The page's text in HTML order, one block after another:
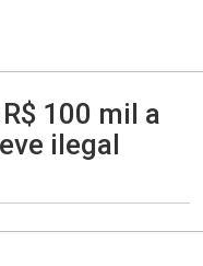
100 mil a
ilegal